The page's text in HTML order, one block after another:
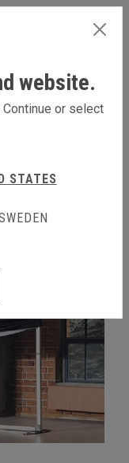
website.
or select
STATES